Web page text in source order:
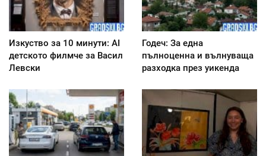
Изкуство за 10 минути: AI
детското филмче за Васил
Левски
Годеч: За една
пълноценна и вълнуваща
разходка през уикенда